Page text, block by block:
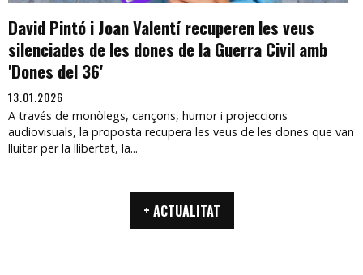
David Pintó i Joan Valentí recuperen les veus
silenciades de les dones de la Guerra Civil amb
'Dones del 36'
13.01.2026
A través de monòlegs, cançons, humor i projeccions
audiovisuals, la proposta recupera les veus de les dones que van
lluitar per la llibertat, la...
+ ACTUALITAT